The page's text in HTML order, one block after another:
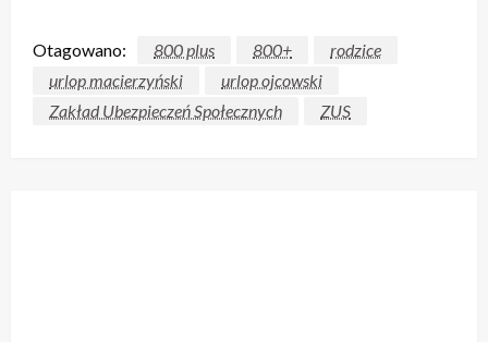
Otagowano: 800 plus 800+
rodzice
urlop macierzyński
urlop ojcowski
Zakład Ubezpieczeń Społecznych
ZUS